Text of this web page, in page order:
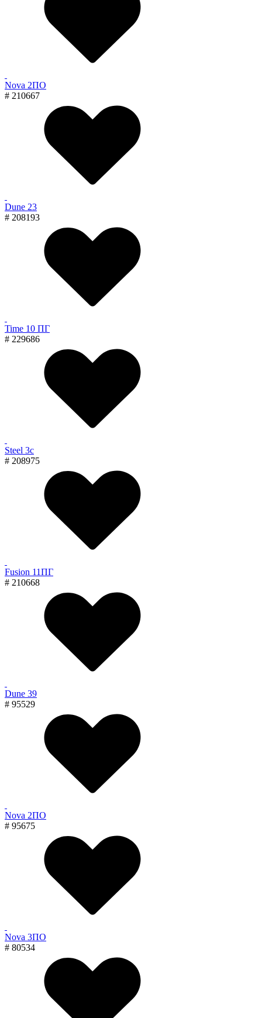
Nova 2ПО
# 210667
Dune 23
# 208193
Time 10 ПГ
# 229686
Steel 3с
# 208975
Fusion 11ПГ
# 210668
Dune 39
# 95529
Nova 2ПО
# 95675
Nova 3ПО
# 80534